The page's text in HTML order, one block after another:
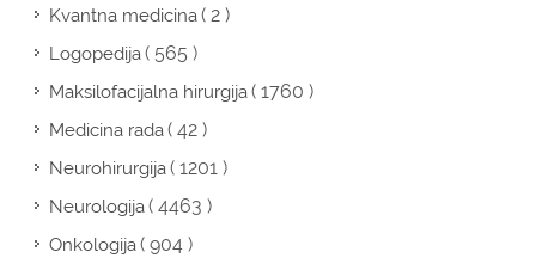
Kvantna medicina( 2 )
Logopedija( 565 )
Maksilofacijalna hirurgija( 1760 )
Medicina rada( 42 )
Neurohirurgija( 1201 )
Neurologija( 4463 )
Onkologija( 904 )